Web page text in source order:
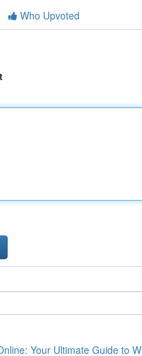
Who Upvoted
Your Ultimate Guide to